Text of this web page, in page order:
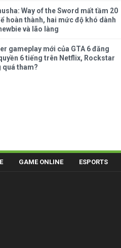
Way of the Sword mất tầm 20
hoàn thành, hai mức độ khó dành
và lão làng
gameplay mới của GTA 6 đăng
6 tiếng trên Netflix, Rockstar
quá tham?
GAME ONLINE ESPORTS